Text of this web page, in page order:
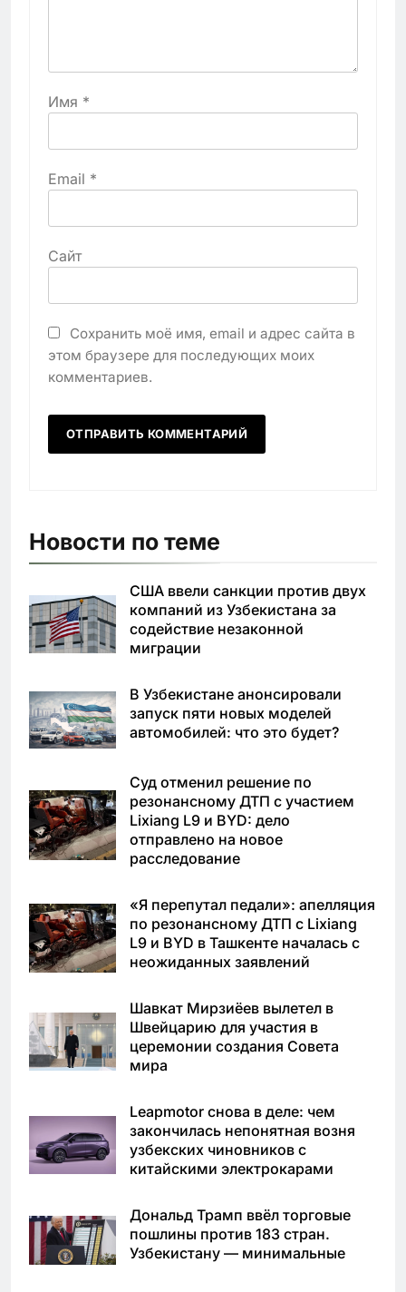
Имя *
Email *
Сайт
Сохранить моё имя, email и адрес сайта в
этом браузере для последующих моих
комментариев.
Новости по теме
США ввели санкции против двух
компаний из Узбекистана за
содействие незаконной
миграции
В Узбекистане анонсировали
запуск пяти новых моделей
автомобилей: что это будет?
Суд отменил решение по
резонансному ДТП с участием
Lixiang L9 и BYD: дело
отправлено на новое
расследование
«Я перепутал педали»: апелляция
по резонансному ДТП с Lixiang
L9 и BYD в Ташкенте началась с
неожиданных заявлений
Шавкат Мирзиёев вылетел в
Швейцарию для участия в
церемонии создания Совета
мира
Leapmotor снова в деле: чем
закончилась непонятная возня
узбекских чиновников с
китайскими электрокарами
Дональд Трамп ввёл торговые
пошлины против 183 стран.
Узбекистану — минимальные